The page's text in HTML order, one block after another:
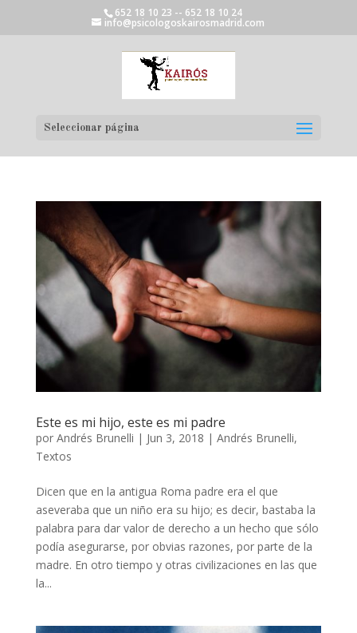
652 18 10 23 -- 652 18 10 24
info@psicologoskairosmadrid.com
Seleccionar página
Este es mi hijo, este es mi padre
por Andrés Brunelli | Jun 3, 2018 | Andrés Brunelli,
Textos
Dicen que en la antigua Roma padre era el que
aseveraba que un niño era su hijo; es decir, bastaba la
palabra para dar valor de derecho a un hecho que sólo
podía asegurarse, por obvias razones, por parte de la
madre. En otro tiempo y otras civilizaciones en las que
la...